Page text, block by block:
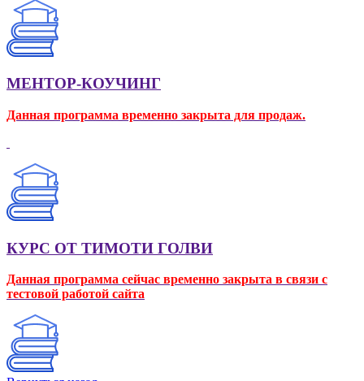
МЕНТОР-КОУЧИНГ
Данная программа временно закрыта для продаж.
КУРС ОТ ТИМОТИ ГОЛВИ
Данная программа сейчас временно закрыта в связи с
тестовой работой сайта